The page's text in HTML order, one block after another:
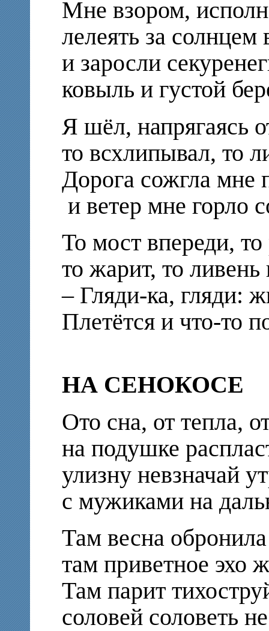
Мне взором,
лелеять за солнцем
и заросли
ковыль и густой
Я шёл, напрягаясь
то всхлипывал, то
Дорога сожгла мне
и ветер мне горло
То мост впереди,
то жарит, то ливень
– Гляди-ка, гляди:
Плетётся и что-то
НА СЕНОКОСЕ
Ото сна, от тепла,
на подушке
улизну невзначай
с мужиками на
Там весна
там приветное эхо
Там парит
соловей соловеть